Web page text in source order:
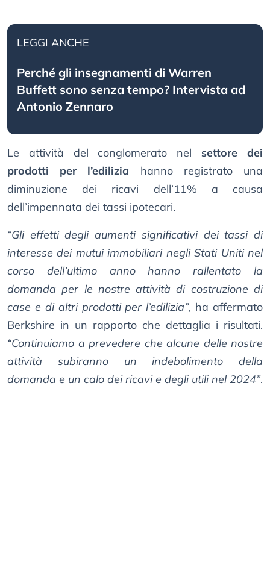
LEGGI ANCHE
Perché gli insegnamenti di Warren
Buffett sono senza tempo? Intervista ad
Antonio Zennaro
Le attività del conglomerato nel settore dei
prodotti per l’edilizia hanno registrato una
diminuzione dei ricavi dell’11% a causa
dell’impennata dei tassi ipotecari.
“Gli effetti degli aumenti significativi dei tassi di
interesse dei mutui immobiliari negli Stati Uniti nel
corso dell’ultimo anno hanno rallentato la
domanda per le nostre attività di costruzione di
case e di altri prodotti per l’edilizia”, ​​ha affermato
Berkshire in un rapporto che dettaglia i risultati.
“Continuiamo a prevedere che alcune delle nostre
attività subiranno un indebolimento della
domanda e un calo dei ricavi e degli utili nel 2024”.